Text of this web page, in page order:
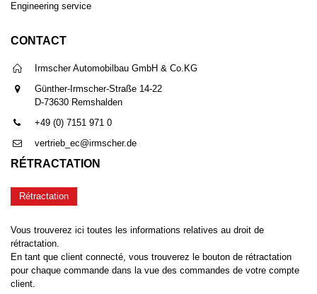
Engineering service
CONTACT
Irmscher Automobilbau GmbH & Co.KG
Günther-Irmscher-Straße 14-22
D-73630 Remshalden
+49 (0) 7151 971 0
vertrieb_ec@irmscher.de
RÉTRACTATION
Rétractation
Vous trouverez ici toutes les informations relatives au droit de
rétractation.
En tant que client connecté, vous trouverez le bouton de rétractation
pour chaque commande dans la vue des commandes de votre compte
client.